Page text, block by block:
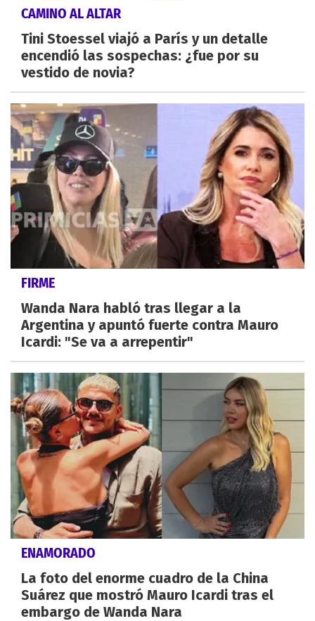
CAMINO AL ALTAR
Tini Stoessel viajó a París y un detalle
encendió las sospechas: ¿fue por su
vestido de novia?
FIRME
Wanda Nara habló tras llegar a la
Argentina y apuntó fuerte contra Mauro
Icardi: "Se va a arrepentir"
ENAMORADO
La foto del enorme cuadro de la China
Suárez que mostró Mauro Icardi tras el
embargo de Wanda Nara